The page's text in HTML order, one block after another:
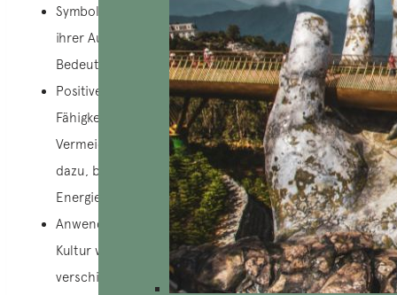
Symbolik: Im Feng Shui werden jeder Zahl aufgrund
ihrer Aussprache und ihrer Symbolik bestimmte
Bedeutungen zugeschrieben.
Positive Energien: Glückszahlen werden nach ihrer
Fähigkeit ausgewählt, positive Energien anzuziehen.
Vermeidung negativer Energien: Feng Shui rät auch
dazu, bestimmte Zahlen zu vermeiden, die negative
Energien anziehen könnten.
Anwendungen im Alltag: In der vietnamesischen
Kultur werden die Prinzipien des Feng Shui in
verschiedenen Bereichen angewandt, z. B. bei der